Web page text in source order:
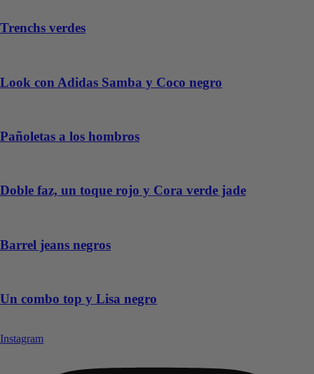
Trenchs verdes
Look con Adidas Samba y Coco negro
Pañoletas a los hombros
Doble faz, un toque rojo y Cora verde jade
Barrel jeans negros
Un combo top y Lisa negro
Instagram